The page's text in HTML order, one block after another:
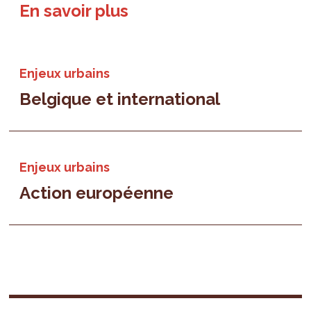
En savoir plus
Enjeux urbains
Belgique et international
Enjeux urbains
Action européenne